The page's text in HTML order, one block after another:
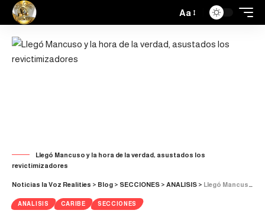
Aa
Llegó Mancuso y la hora de la verdad, asustados los
revictimizadores
Noticias la Voz Realities > Blog > SECCIONES > ANALISIS > Llegó Mancuso y la hora de la verdad, asustados los revictimizadores (X)
ANALISIS CARIBE SECCIONES